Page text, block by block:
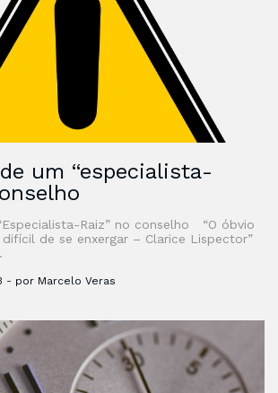
um “especialista-
Raiz” no conselho “O óbvio
de se enxergar – Clarice Lispector”
- por Marcelo Veras